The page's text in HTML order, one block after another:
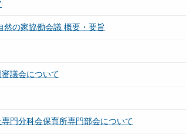
の家協働会議 概要・要旨
議会について
門分科会保育所専門部会について